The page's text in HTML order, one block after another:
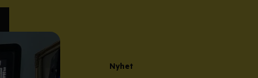
Nyhet